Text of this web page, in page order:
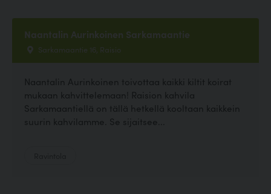
Naantalin Aurinkoinen Sarkamaantie
Sarkamaantie 16, Raisio
Naantalin Aurinkoinen toivottaa kaikki kiltit koirat
mukaan kahvittelemaan! Raision kahvila
Sarkamaantiellä on tällä hetkellä kooltaan kaikkein
suurin kahvilamme. Se sijaitsee...